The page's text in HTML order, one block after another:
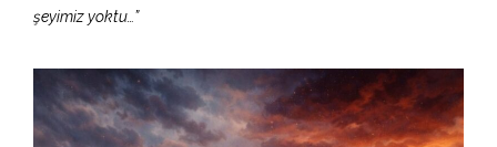
şeyimiz yoktu…”